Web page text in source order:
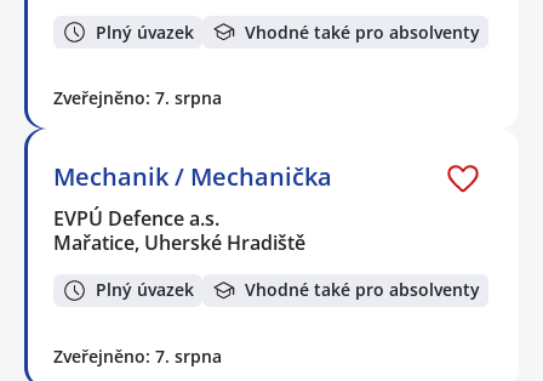
Plný úvazek Vhodné také pro absolventy
Zveřejněno: 7. srpna
Mechanik / Mechanička
EVPÚ Defence a.s.
Mařatice, Uherské Hradiště
Plný úvazek Vhodné také pro absolventy
Zveřejněno: 7. srpna